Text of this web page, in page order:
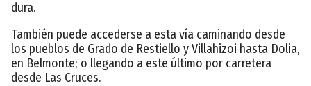
dura.
También puede accederse a esta vía caminando desde
los pueblos de Grado de Restiello y Villahizoi hasta Dolia,
en Belmonte; o llegando a este último por carretera
desde Las Cruces.